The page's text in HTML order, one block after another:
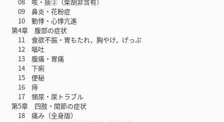
09 鼻炎・花粉症
10 動悸・心悸亢進
第4章 腹部の症状
11 食欲不振・胃もたれ，胸やけ，げっぷ
12 嘔吐
13 腹痛・胃痛
14 下痢
15 便秘
16 痔
17 頻尿・尿トラブル
第5章 四肢・関節の症状
18 痛み（全身版）